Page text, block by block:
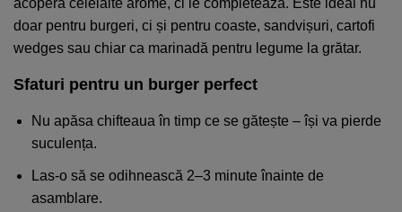
acoperă celelalte arome, ci le completează. Este ideal nu
doar pentru burgeri, ci și pentru coaste, sandvișuri, cartofi
wedges sau chiar ca marinadă pentru legume la grătar.
Sfaturi pentru un burger perfect
Nu apăsa chifteaua în timp ce se gătește – își va pierde
suculența.
Las-o să se odihnească 2–3 minute înainte de
asamblare.